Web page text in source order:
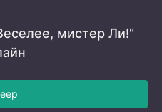
мистер Ли!"